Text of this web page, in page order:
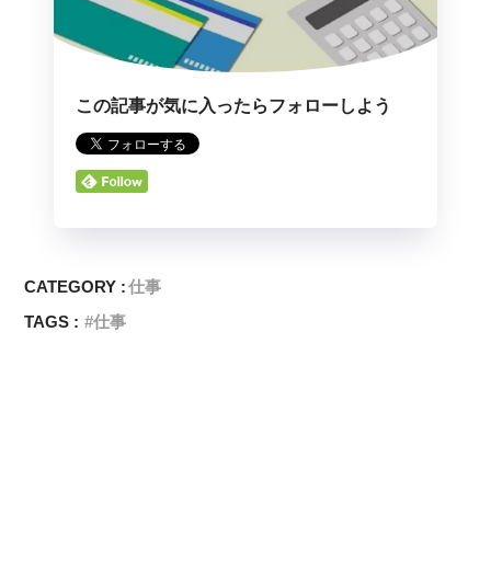
この記事が気に入ったらフォローしよう
CATEGORY :仕事
TAGS :
仕事